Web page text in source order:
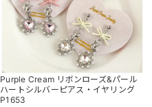
Purple Cream リボンローズ&パール
ハートシルバーピアス・イヤリング
P1653